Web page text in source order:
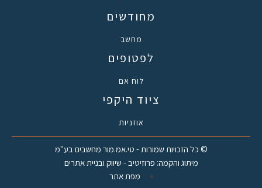
מחודשים
מחשב
לפטופים
לוח אם
ציוד היקפי
אוזניות
© כל הזכויות שמורות - טי.אמ.מור מחשבים בע"מ
מיתוג והקמה: פרוזיטיב - שיווק ובניית אתרים
מפת אתר